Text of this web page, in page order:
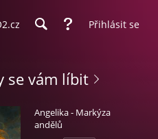
Přihlásit se
se vám líbit
Angelika - Markýza
andělů